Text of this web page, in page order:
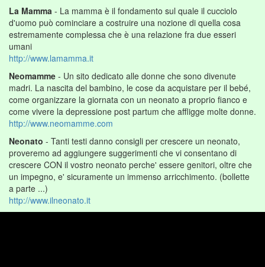
La Mamma - La mamma è il fondamento sul quale il cucciolo
d'uomo può cominciare a costruire una nozione di quella cosa
estremamente complessa che è una relazione fra due esseri
umani
http://www.lamamma.it
Neomamme - Un sito dedicato alle donne che sono divenute
madri. La nascita del bambino, le cose da acquistare per il bebé,
come organizzare la giornata con un neonato a proprio fianco e
come vivere la depressione post partum che affligge molte donne.
http://www.neomamme.com
Neonato - Tanti testi danno consigli per crescere un neonato,
proveremo ad aggiungere suggerimenti che vi consentano di
crescere CON il vostro neonato perche' essere genitori, oltre che
un impegno, e' sicuramente un immenso arricchimento. (bollette
a parte ...)
http://www.ilneonato.it